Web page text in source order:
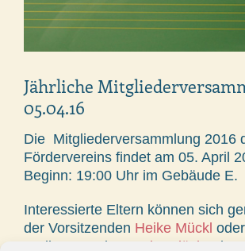
Jährliche
05.04.16
Die Mitgliederversammlung 2016
Fördervereins findet am 05. April
Beginn: 19:00 Uhr im Gebäude E.
Interessierte Eltern können sich
der Vorsitzenden Heike Mückl
StellvertreterinSandra Flück